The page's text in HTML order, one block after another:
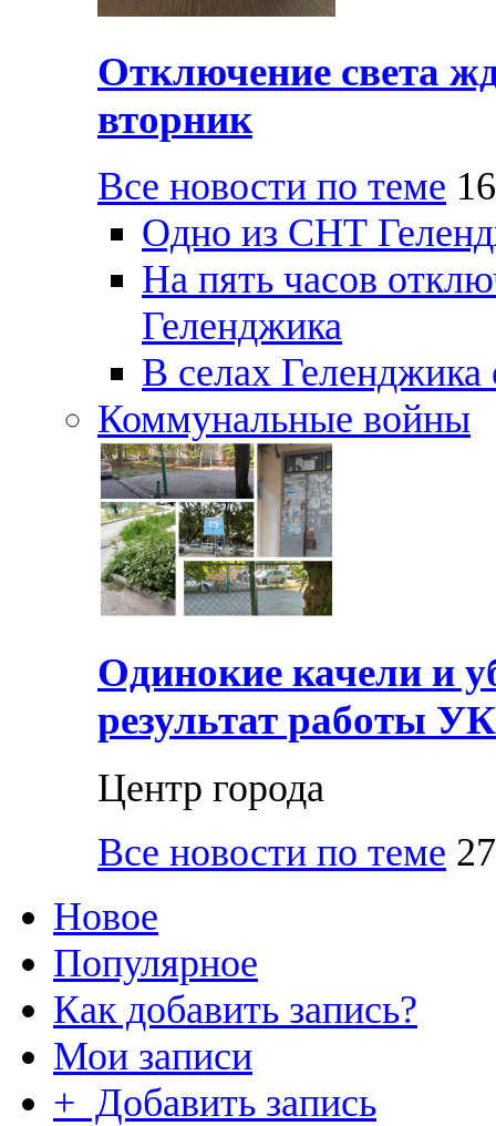
Отключение света
вторник
Все новости по теме
Одно из СНТ
На пять часов
Геленджика
В селах Геленджика
Коммунальные войны
Одинокие качели и
результат работы
Центр города
Все новости по теме
Новое
Популярное
Как добавить запись?
Мои записи
+ Добавить запись